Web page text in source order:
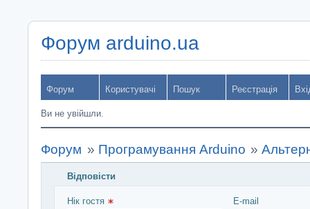
Форум arduino.ua
Форум Користувачі Пошук Реєстрація
Ви не увійшли.
Форум » Програмування Arduino »
Відповісти
Введіть повідомлення і натисніть Надіслати
Нік гостя E-mail